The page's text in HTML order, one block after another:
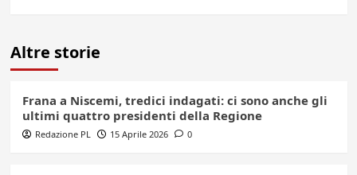
Altre storie
Frana a Niscemi, tredici indagati: ci sono anche gli
ultimi quattro presidenti della Regione
Redazione PL 15 Aprile 2026 0